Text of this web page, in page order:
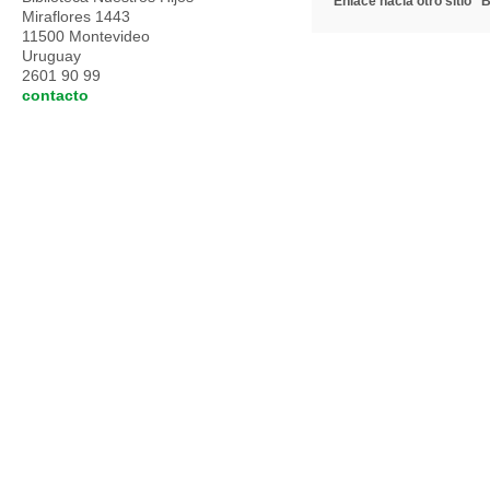
Miraflores 1443
11500 Montevideo
Uruguay
2601 90 99
contacto